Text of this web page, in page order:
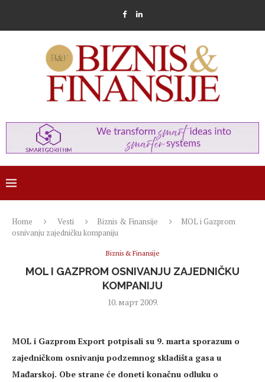
Home Vesti Biznis & Finansije
MOL i Gazprom
osnivanju zajedničku kompaniju
Biznis & Finansije
MOL I GAZPROM OSNIVANJU ZAJEDNIČKU
KOMPANIJU
10. март 2009.
MOL i Gazprom Export potpisali su 9. marta sporazum o
zajedničkom osnivanju podzemnog skladišta gasa u
Mađarskoj. Obe strane će doneti konačnu odluku o